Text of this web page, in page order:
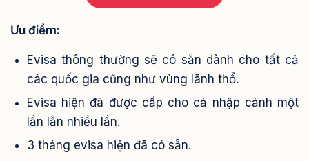
Ưu điểm:
Evisa thông thường sẽ có sẵn dành cho tất cả
các quốc gia cũng như vùng lãnh thổ.
Evisa hiện đã được cấp cho cả nhập cảnh một
lần lẫn nhiều lần.
3 tháng evisa hiện đã có sẵn.